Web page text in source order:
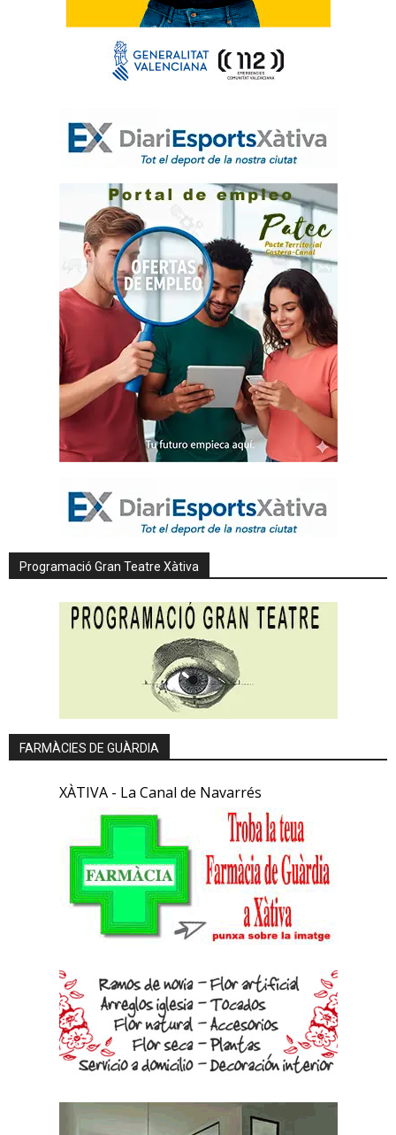
Programació Gran Teatre Xàtiva
FARMÀCIES DE GUÀRDIA
XÀTIVA - La Canal de Navarrés